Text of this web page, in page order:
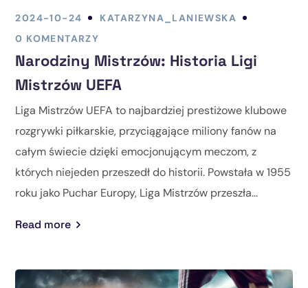
2024-10-24
KATARZYNA_LANIEWSKA
0 KOMENTARZY
Narodziny Mistrzów: Historia Ligi
Mistrzów UEFA
Liga Mistrzów UEFA to najbardziej prestiżowe klubowe
rozgrywki piłkarskie, przyciągające miliony fanów na
całym świecie dzięki emocjonującym meczom, z
których niejeden przeszedł do historii. Powstała w 1955
roku jako Puchar Europy, Liga Mistrzów przeszła...
Read more